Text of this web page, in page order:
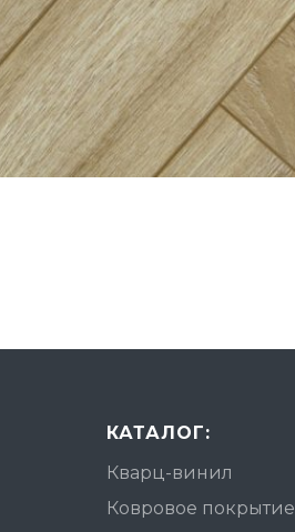
КАТАЛОГ:
Кварц-винил
Ковровое покрытие